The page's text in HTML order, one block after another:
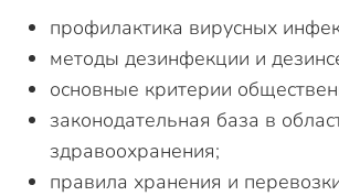
профилактика вирусных
методы дезинфекции и
основные критерии
законодательная база в
здравоохранения;
правила хранения и